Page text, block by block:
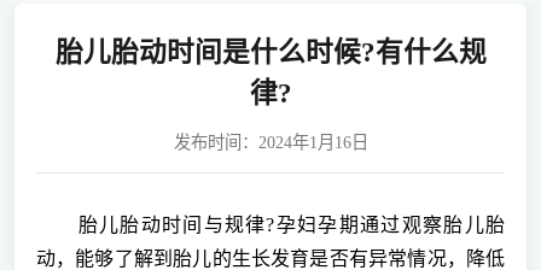
胎儿胎动时间是什么时候?有什么规
律?
发布时间：2024年1月16日
胎儿胎动时间与规律?孕妇孕期通过观察胎儿胎
动，能够了解到胎儿的生长发育是否有异常情况，降低